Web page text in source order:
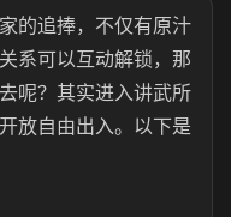
的追捧，不仅有原汁
系可以互动解锁，那
呢？其实进入讲武所
放自由出入。以下是